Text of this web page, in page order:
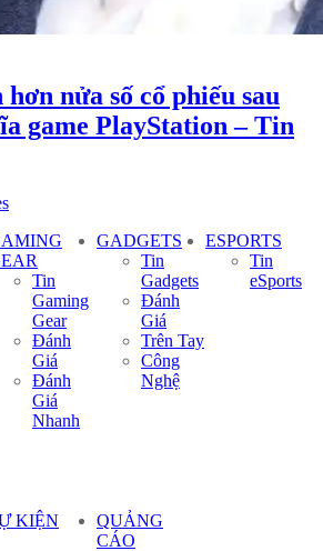
nửa số cổ phiếu sau
game PlayStation – Tin
Tin
Gaming
Gear
Đánh
Giá
Đánh
Giá
Nhanh
GADGETS
Tin
Gadgets
Đánh
Giá
Trên Tay
Công
Nghệ
ESPORTS
Tin
eSports
KIỆN
QUẢNG
CÁO